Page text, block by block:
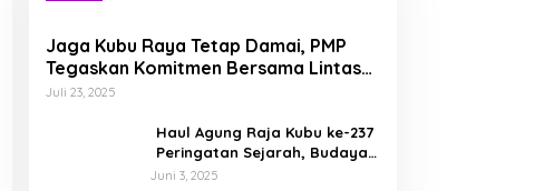
Jaga Kubu Raya Tetap Damai, PMP
Tegaskan Komitmen Bersama Lintas
Etnis dan Budaya
Juli 23, 2025
Haul Agung Raja Kubu ke-237
Peringatan Sejarah, Budaya,
dan Energi Nasionalisme di
Juni 3, 2025